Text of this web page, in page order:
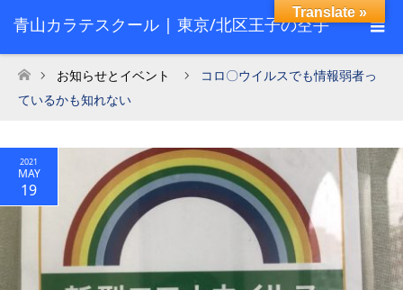
青山カラテスクール | 東京/北区王子の空手
スクール
ホーム
お知らせとイベント
コロ〇ウイルスでも情報弱者っ
ているかも知れない
2021
MAY
19
Translate »